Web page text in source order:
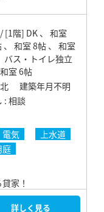
[1階] DK 、 和室
和室 8帖 、 和室
バス・トイレ独立
室 6帖
建築年月不明
相談
電気
上水道
庭
家！
詳しく見る